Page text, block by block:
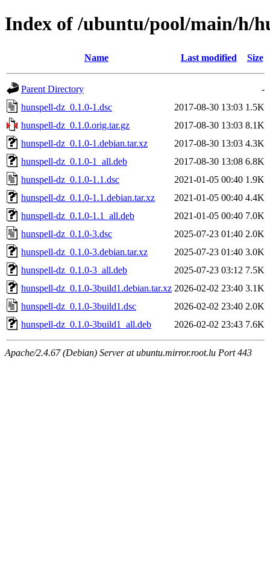
Index of /ubuntu/pool/main/h/
Name Last modified Size
Parent Directory
-
hunspell-dz_0.1.0-1.dsc
2017-08-30 13:03 1.5K
hunspell-dz_0.1.0.orig.tar.gz
2017-08-30 13:03 8.1K
hunspell-dz_0.1.0-1.debian.tar.xz
2017-08-30 13:03 4.3K
hunspell-dz_0.1.0-1_all.deb
2017-08-30 13:08 6.8K
hunspell-dz_0.1.0-1.1.dsc
2021-01-05 00:40 1.9K
hunspell-dz_0.1.0-1.1.debian.tar.xz
2021-01-05 00:40 4.4K
hunspell-dz_0.1.0-1.1_all.deb
2021-01-05 00:40 7.0K
hunspell-dz_0.1.0-3.dsc
2025-07-23 01:40 2.0K
hunspell-dz_0.1.0-3.debian.tar.xz
2025-07-23 01:40 3.0K
hunspell-dz_0.1.0-3_all.deb
2025-07-23 03:12 7.5K
hunspell-dz_0.1.0-3build1.debian.tar.xz 2026-02-02 23:40 3.1K
hunspell-dz_0.1.0-3build1.dsc
2026-02-02 23:40 2.0K
hunspell-dz_0.1.0-3build1_all.deb
2026-02-02 23:43 7.6K
Apache/2.4.67 (Debian) Server at ubuntu.mirror.root.lu Port 443